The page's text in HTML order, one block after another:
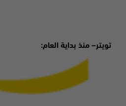
تويتر– منذ بداية العام: